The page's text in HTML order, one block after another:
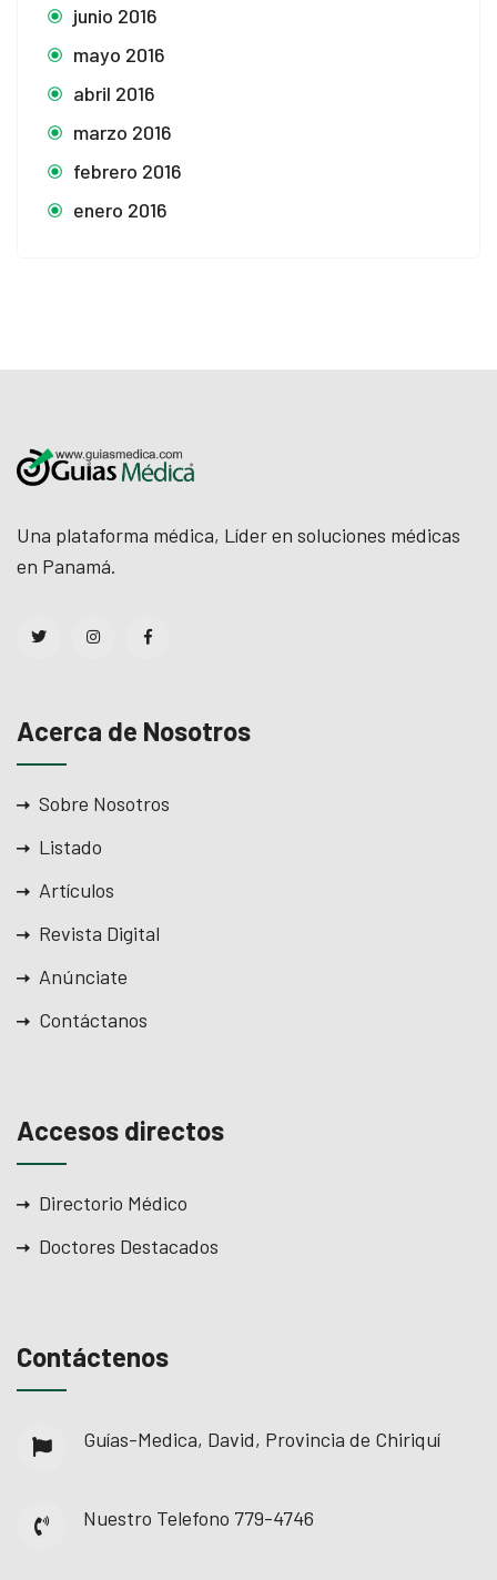
junio 2016
mayo 2016
abril 2016
marzo 2016
febrero 2016
enero 2016
Una plataforma médica, Líder en soluciones médicas
en Panamá.
Acerca de Nosotros
Sobre Nosotros
Listado
Artículos
Revista Digital
Anúnciate
Contáctanos
Accesos directos
Directorio Médico
Doctores Destacados
Contáctenos
Guías-Medica, David, Provincia de Chiriquí
Nuestro Telefono 779-4746